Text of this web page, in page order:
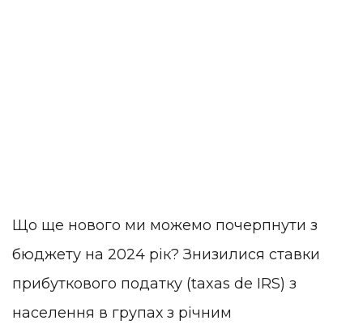
Що ще нового ми можемо почерпнути з
бюджету на 2024 рік? Знизилися ставки
прибуткового податку (taxas de IRS) з
населення в групах з річним